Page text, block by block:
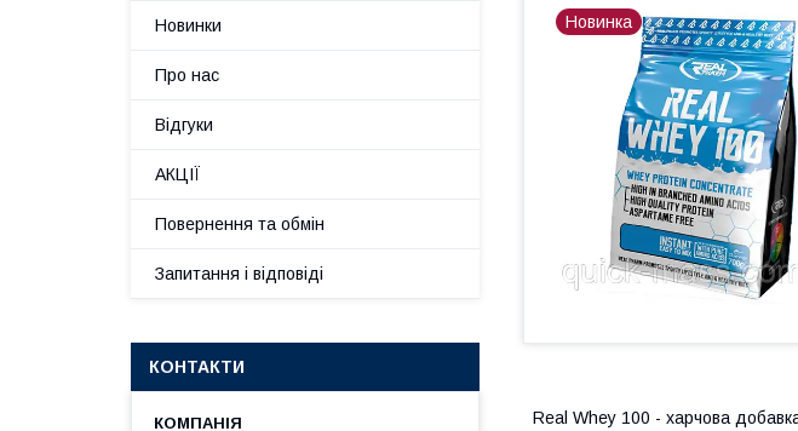
Новинка
Real Whey 100 - харчова
Новинки
Про нас
Відгуки
АКЦІЇ
Повернення та обмін
Запитання і відповіді
КОНТАКТИ